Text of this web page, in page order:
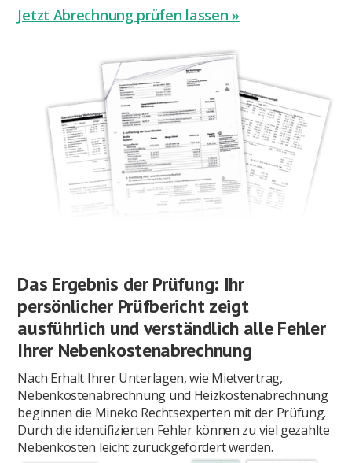
Jetzt Abrechnung prüfen lassen »
Das Ergebnis der Prüfung: Ihr
persönlicher Prüfbericht zeigt
ausführlich und verständlich alle Fehler
Ihrer Nebenkostenabrechnung
Nach Erhalt Ihrer Unterlagen, wie Mietvertrag,
Nebenkostenabrechnung und Heizkostenabrechnung
beginnen die Mineko Rechtsexperten mit der Prüfung.
Durch die identifizierten Fehler können zu viel gezahlte
Nebenkosten leicht zurückgefordert werden.